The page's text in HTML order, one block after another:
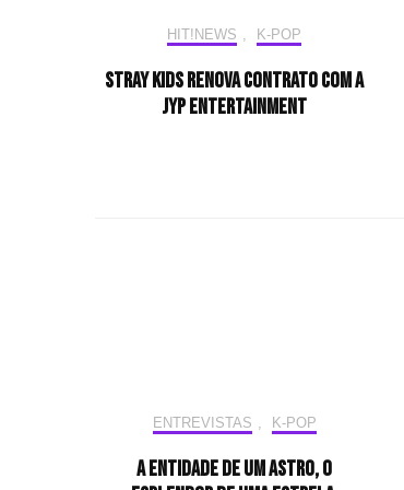
HIT!NEWS , K-POP
Stray Kids renova contrato com a
JYP Entertainment
ENTREVISTAS , K-POP
A entidade de um astro, o